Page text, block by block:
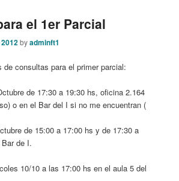
el 1er Parcial
byadminft1
de consultas para el primer parcial:
de 17:30 a 19:30 hs, oficina 2.164
o en el Bar del I si no me encuentran (
de 15:00 a 17:00 hs y de 17:30 a
de I.
10/10 a las 17:00 hs en el aula 5 del